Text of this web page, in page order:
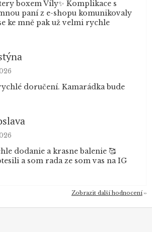
boxem Víly✨ Komplikace s
paní z e-shopu komunikovaly
ke mně pak už velmi rychle
obchodu je 5 z 5 hvězdiček.
doručení. Kamarádka bude
obchodu je 5 z 5 hvězdiček.
dodanie a krasne balenie 🥰
a som rada ze som vas na IG
Zobrazit další hodnocení